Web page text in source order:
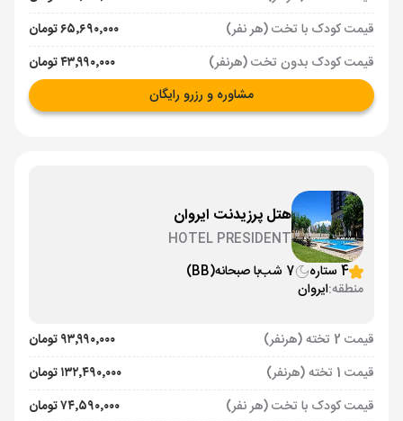
قیمت کودک با تخت (هر نفر)
۶۵٬۶۹۰٬۰۰۰ تومان
قیمت کودک بدون تخت (هرنفر)
۴۳٬۹۹۰٬۰۰۰ تومان
مشاوره و رزرو رایگان
هتل پرزیدنت ایروان
HOTEL PRESIDENT
4 ستاره
7 شب با صبحانه(BB)
منطقه:ایروان
قیمت 2 تخته (هرنفر)
۹۳٬۹۹۰٬۰۰۰ تومان
قیمت 1 تخته (هرنفر)
۱۳۲٬۴۹۰٬۰۰۰ تومان
قیمت کودک با تخت (هر نفر)
۷۴٬۵۹۰٬۰۰۰ تومان